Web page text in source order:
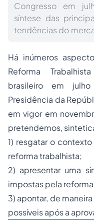
Congresso em
síntese das
tendências do
Há inúmeros
Reforma
brasileiro em
Presidência da
em vigor em
pretendemos,
1) resgatar o
reforma trabalhista;
2) apresentar uma
impostas pela
3) apontar, de
possíveis após a